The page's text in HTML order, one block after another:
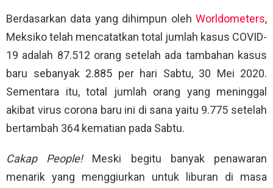
Berdasarkan data yang dihimpun oleh Worldometers,
Meksiko telah mencatatkan total jumlah kasus COVID-
19 adalah 87.512 orang setelah ada tambahan kasus
baru sebanyak 2.885 per hari Sabtu, 30 Mei 2020.
Sementara itu, total jumlah orang yang meninggal
akibat virus corona baru ini di sana yaitu 9.775 setelah
bertambah 364 kematian pada Sabtu.
Cakap People!Meski begitu banyak penawaran
menarik yang menggiurkan untuk liburan di masa